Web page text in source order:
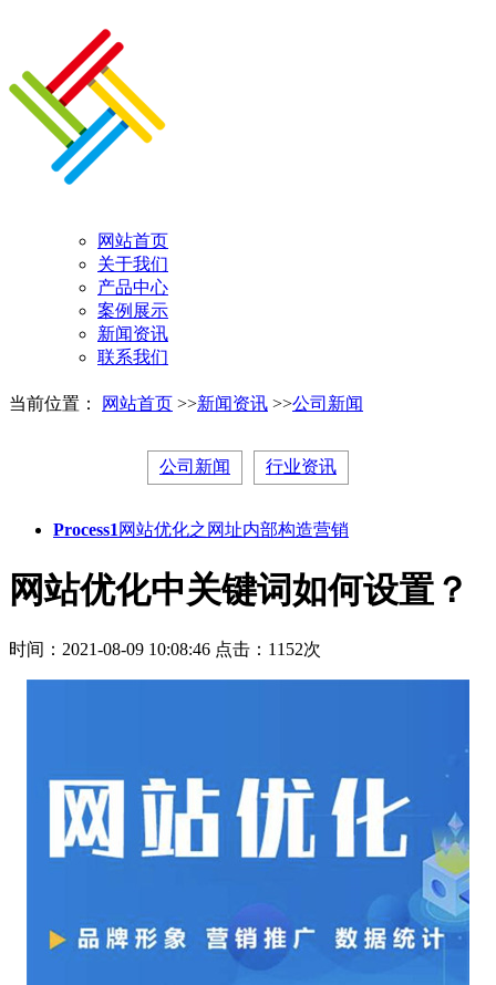
网站首页
关于我们
产品中心
案例展示
新闻资讯
联系我们
当前位置： 网站首页 >>新闻资讯 >>公司新闻
公司新闻 行业资讯
Process1 网站优化之网址内部构造营销
网站优化中关键词如何设置？
时间：2021-08-09 10:08:46 点击：1152次